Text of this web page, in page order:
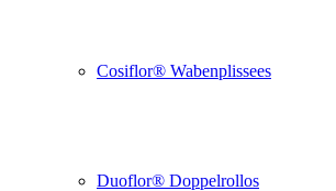
Cosiflor® Wabenplissees
Duoflor® Doppelrollos